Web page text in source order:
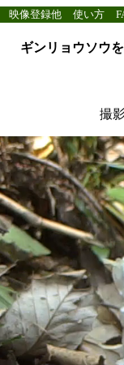
映像登録他 使い方
ギンリョウソウ
撮